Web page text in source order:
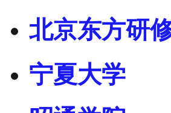
北京东方研
宁夏大学